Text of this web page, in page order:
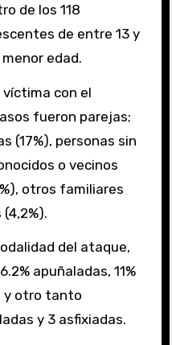
de los 118
de entre 13 y
edad.
víctima con el
fueron parejas;
(17%), personas sin
o vecinos
otros familiares
del ataque,
apuñaladas, 11%
y otro tanto
y 3 asfixiadas.